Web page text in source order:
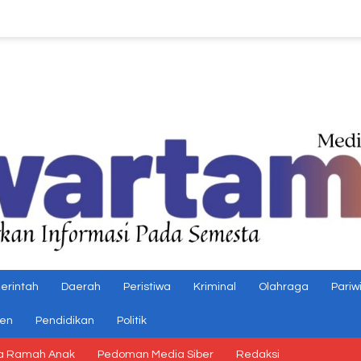
Daerah Peristiwa Kriminal Olahraga
Pendidikan Politik
Ramah Anak Pedoman Media Siber Redaksi